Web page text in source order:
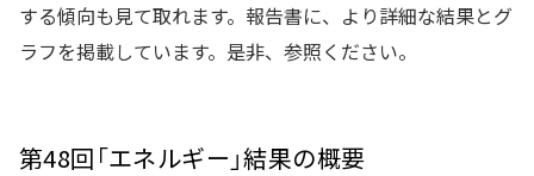
する傾向も見て取れます。報告書に、より詳細な結果とグ
ラフを掲載しています。是非、参照ください。
第48回「エネルギー」結果の概要